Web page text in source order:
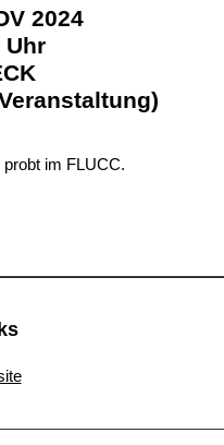
2024
Uhr
im FLUCC.